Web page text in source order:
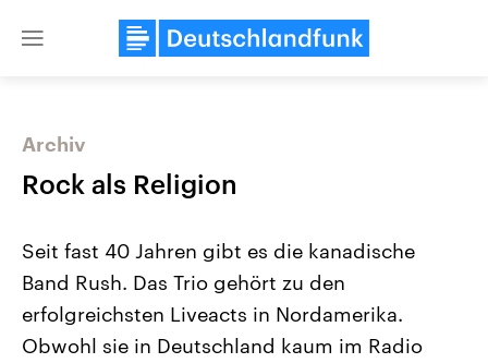
Close
Archiv
Rock als Religion
Seit fast 40 Jahren gibt es die kanadische
Band Rush. Das Trio gehört zu den
erfolgreichsten Liveacts in Nordamerika.
Obwohl sie in Deutschland kaum im Radio